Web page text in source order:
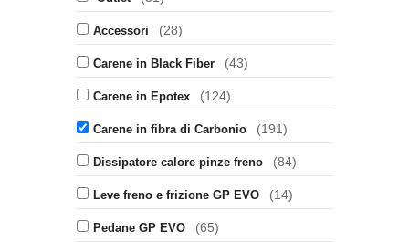
Accessori (28)
Carene in Black Fiber (43)
Carene in Epotex (124)
Carene in fibra di Carbonio (191)
Dissipatore calore pinze freno (84)
Leve freno e frizione GP EVO (14)
Pedane GP EVO (65)